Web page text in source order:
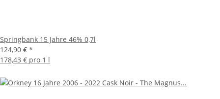
Springbank 15 Jahre 46% 0,7l
124,90 € *
178,43 € pro 1 l